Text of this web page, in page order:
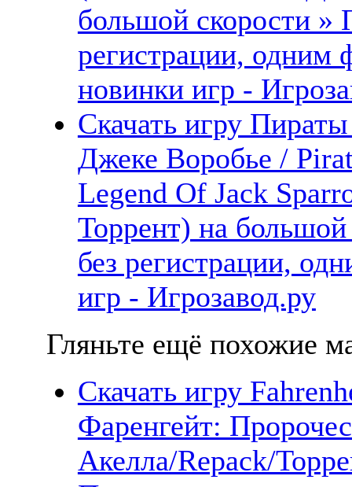
большой скорости »
регистрации, одним
новинки игр -
Скачать игру
Джеке Воробье /
Legend Of Jack
Торрент) на
без регистрации,
игр - Игрозавод.ру
Гляньте ещё похожие
Скачать игру
Фаренгейт:
Акелла/Repack/